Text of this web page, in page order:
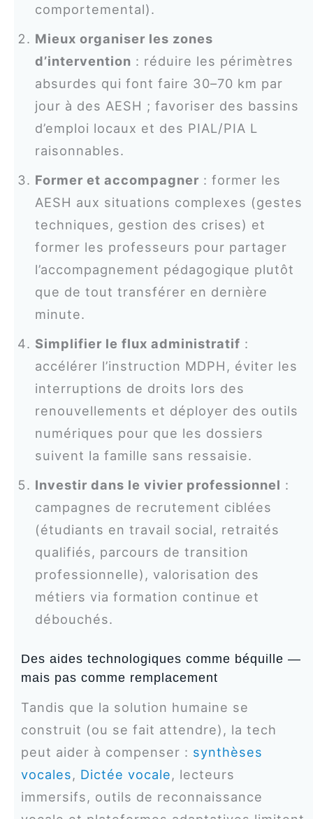
comportemental).
Mieux organiser les zones
d’intervention : réduire les périmètres
absurdes qui font faire 30–70 km par
jour à des AESH ; favoriser des bassins
d’emploi locaux et des PIAL/PIA L
raisonnables.
Former et accompagner : former les
AESH aux situations complexes (gestes
techniques, gestion des crises) et
former les professeurs pour partager
l’accompagnement pédagogique plutôt
que de tout transférer en dernière
minute.
Simplifier le flux administratif :
accélérer l’instruction MDPH, éviter les
interruptions de droits lors des
renouvellements et déployer des outils
numériques pour que les dossiers
suivent la famille sans ressaisie.
Investir dans le vivier professionnel :
campagnes de recrutement ciblées
(étudiants en travail social, retraités
qualifiés, parcours de transition
professionnelle), valorisation des
métiers via formation continue et
débouchés.
Des aides technologiques comme béquille —
mais pas comme remplacement
Tandis que la solution humaine se
construit (ou se fait attendre), la tech
peut aider à compenser : synthèses
vocales, Dictée vocale, lecteurs
immersifs, outils de reconnaissance